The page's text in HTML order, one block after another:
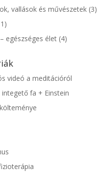
vallások és művészetek(3)
egészséges élet(4)
videó a meditációról
fa + Einstein